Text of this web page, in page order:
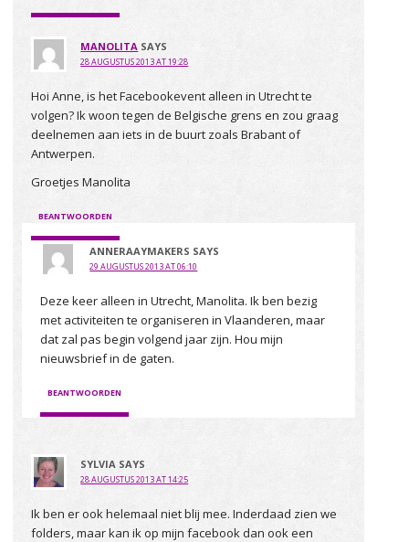
MANOLITA SAYS
28 AUGUSTUS 2013 AT 19:28
Hoi Anne, is het Facebookevent alleen in Utrecht te
volgen? Ik woon tegen de Belgische grens en zou graag
deelnemen aan iets in de buurt zoals Brabant of
Antwerpen.
Groetjes Manolita
BEANTWOORDEN
ANNERAAYMAKERS SAYS
29 AUGUSTUS 2013 AT 06:10
Deze keer alleen in Utrecht, Manolita. Ik ben bezig
met activiteiten te organiseren in Vlaanderen, maar
dat zal pas begin volgend jaar zijn. Hou mijn
nieuwsbrief in de gaten.
BEANTWOORDEN
SYLVIA SAYS
28 AUGUSTUS 2013 AT 14:25
Ik ben er ook helemaal niet blij mee. Inderdaad zien we
folders, maar kan ik op mijn facebook dan ook een